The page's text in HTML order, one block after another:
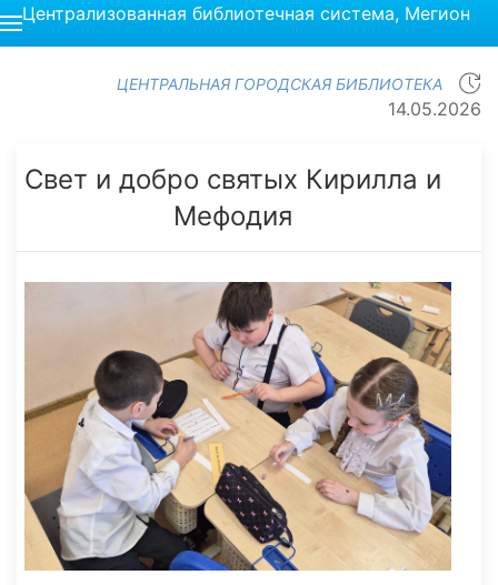
Централизованная библиотечная система, Мегион
ЦЕНТРАЛЬНАЯ ГОРОДСКАЯ БИБЛИОТЕКА
14.05.2026
Свет и добро святых Кирилла и
Мефодия